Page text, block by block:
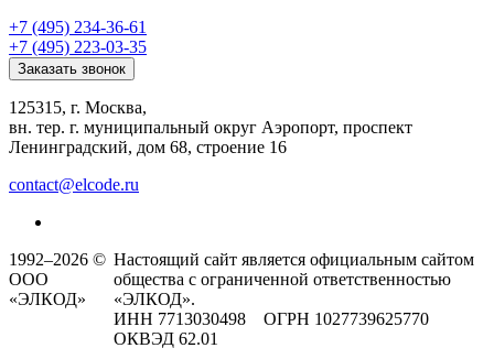
+7 (495) 234-36-61
+7 (495) 223-03-35
Заказать звонок
125315, г. Москва,
вн. тер. г. муниципальный округ Аэропорт, проспект
Ленинградский, дом 68, строение 16
contact@elcode.ru
1992–2026 ©
ООО
«ЭЛКОД»
Настоящий сайт является официальным сайтом
общества с ограниченной ответственностью
«ЭЛКОД».
ИНН 7713030498 ОГРН 1027739625770
ОКВЭД 62.01